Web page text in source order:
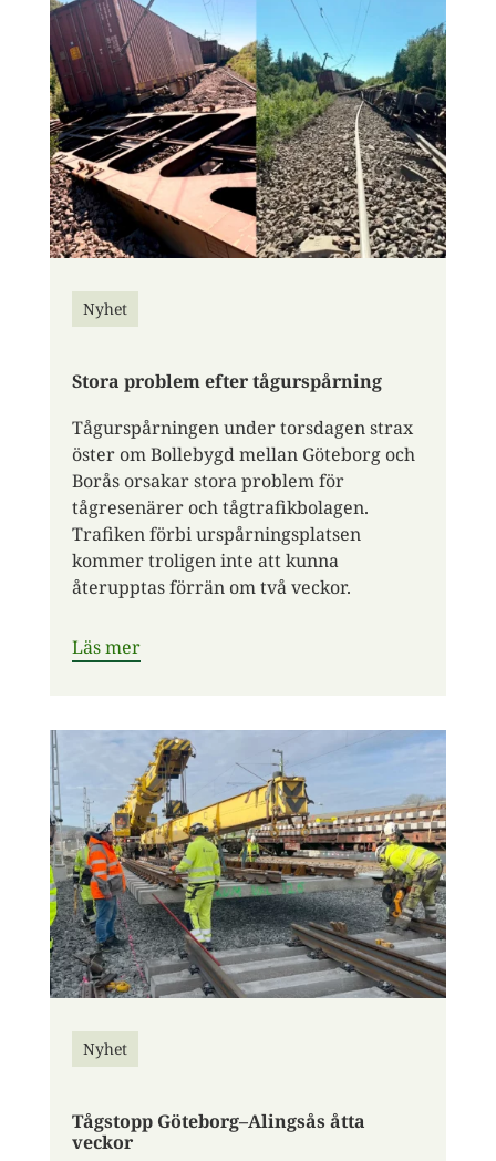
Nyhet
Stora problem efter tågurspårning
Tågurspårningen under torsdagen strax
öster om Bollebygd mellan Göteborg och
Borås orsakar stora problem för
tågresenärer och tågtrafikbolagen.
Trafiken förbi urspårningsplatsen
kommer troligen inte att kunna
återupptas förrän om två veckor.
Läs mer
Nyhet
Tågstopp Göteborg–Alingsås åtta
veckor